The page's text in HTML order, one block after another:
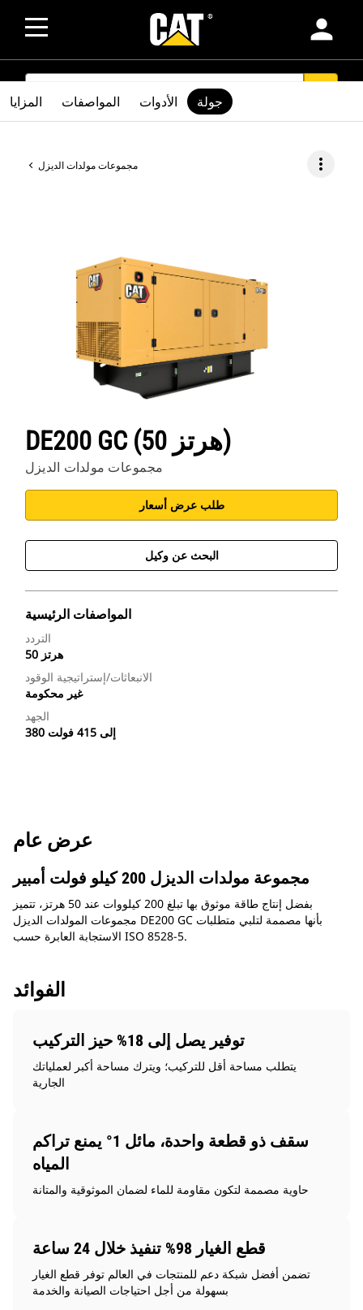
person
SEARCH
مجموعات مولدات الديزل more_vert
DE200 GC (50 هرتز)
مجموعات مولدات الديزل
طلب عرض أسعار
البحث عن وكيل
المواصفات الرئيسية
التردد
50 هرتز
الانبعاثات/إستراتيجية الوقود
غير محكومة
الجهد
380 إلى 415 فولت
المزايا المواصفات الأدوات جولة
عرض عام
مجموعة مولدات الديزل 200 كيلو فولت أمبير
بفضل إنتاج طاقة موثوق بها تبلغ 200 كيلووات عند 50 هرتز، تتميز
مجموعات المولدات الديزل DE200 GC بأنها مصممة لتلبي متطلبات
الاستجابة العابرة حسب ISO 8528-5.
الفوائد
توفير يصل إلى 18% حيز التركيب
يتطلب مساحة أقل للتركيب؛ ويترك مساحة أكبر لعملياتك
الجارية
سقف ذو قطعة واحدة، مائل 1° يمنع تراكم
المياه
حاوية مصممة لتكون مقاومة للماء لضمان الموثوقية والمتانة
قطع الغيار 98% تنفيذ خلال 24 ساعة
تضمن أفضل شبكة دعم للمنتجات في العالم توفر قطع الغيار
بسهولة من أجل احتياجات الصيانة والخدمة